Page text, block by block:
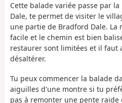
Cette balade variée passe par
Dale, te permet de visiter le
une partie de Bradford Dale. La
facile et le chemin est bien
restaurer sont limitées et il faut
désaltérer.
Tu peux commencer la balade
aiguilles d'une montre si tu
pas à remonter une pente